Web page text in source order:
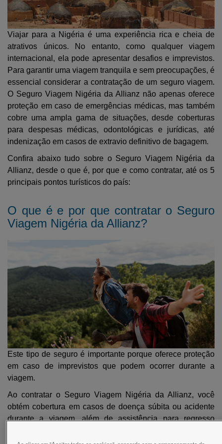
VIAGEM
SAÚDE E
CUIDADOS
ATENDIMENTO
MINHA CONTA
Viajar para a Nigéria é uma experiência rica e cheia de
atrativos únicos. No entanto, como qualquer viagem
internacional, ela pode apresentar desafios e imprevistos.
Para garantir uma viagem tranquila e sem preocupações, é
essencial considerar a contratação de um seguro viagem.
O Seguro Viagem Nigéria da Allianz não apenas oferece
proteção em caso de emergências médicas, mas também
cobre uma ampla gama de situações, desde coberturas
para despesas médicas, odontológicas e jurídicas, até
indenização em casos de extravio definitivo de bagagem.
Confira abaixo tudo sobre o Seguro Viagem Nigéria da
Allianz, desde o que é, por que e como contratar, até os 5
principais pontos turísticos do país:
O que é e por que contratar o Seguro
Viagem Nigéria da Allianz?
Este tipo de seguro é importante porque oferece proteção
em caso de imprevistos que podem ocorrer durante a
viagem.
Ao contratar o Seguro Viagem Nigéria da Allianz, você
obtém cobertura em casos de doença súbita ou acidente
durante a viagem, além de assistência para regresso